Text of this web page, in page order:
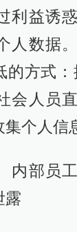
利益诱
人数据
方式：
会人员
个人信
内部员
露